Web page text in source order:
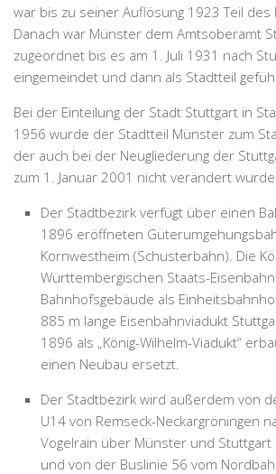
war bis zu seiner Auflösung 1923 Teil des
Danach war Münster dem Amtsoberamt
zugeordnet bis es am 1. Juli 1931 nach
eingemeindet und dann als Stadtteil
Bei der Einteilung der Stadt Stuttgart in
1956 wurde der Stadtteil Münster zum
der auch bei der Neugliederung der
zum 1. Januar 2001 nicht verändert
Der Stadtbezirk verfügt über einen
1896 eröffneten
Kornwestheim (Schusterbahn). Die
Württembergischen Staats-
Bahnhofsgebäude als
885 m lange Eisenbahnviadukt
1896 als „König-Wilhelm-Viadukt“
einen Neubau ersetzt.
Der Stadtbezirk wird außerdem von
U14 von Remseck-Neckargröningen
Vogelrain über Münster und
und von der Buslinie 56 vom